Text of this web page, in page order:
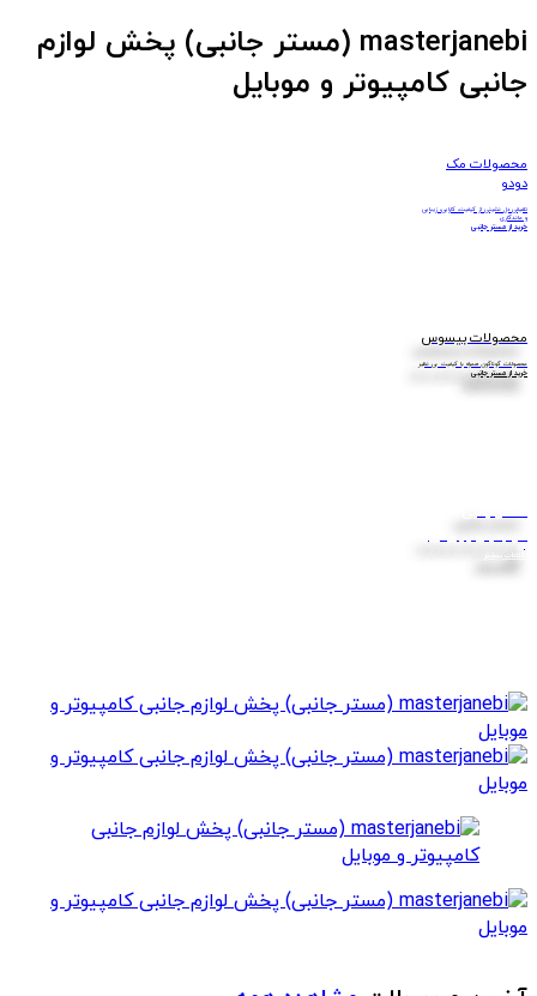
masterjanebi (مستر جانبی) پخش لوازم
جانبی کامپیوتر و موبایل
محصولات مک
دودو
تلفیقی دل نشینی از کیفیت، کارایی، زیبایی
و ماندگاری
خرید از مستر جانبی
محصولات بیسوس
محصولات گوناگون همراه با کیفیت بی نظیر
خرید از مستر جانبی
اطلاعات بیشتر